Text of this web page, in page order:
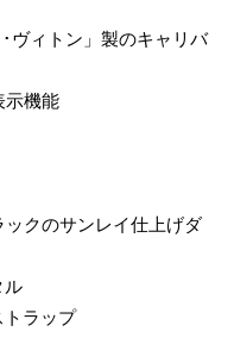
ヴィトン」製のキャリバ
示機能
クのサンレイ仕上げダ
ル
トラップ